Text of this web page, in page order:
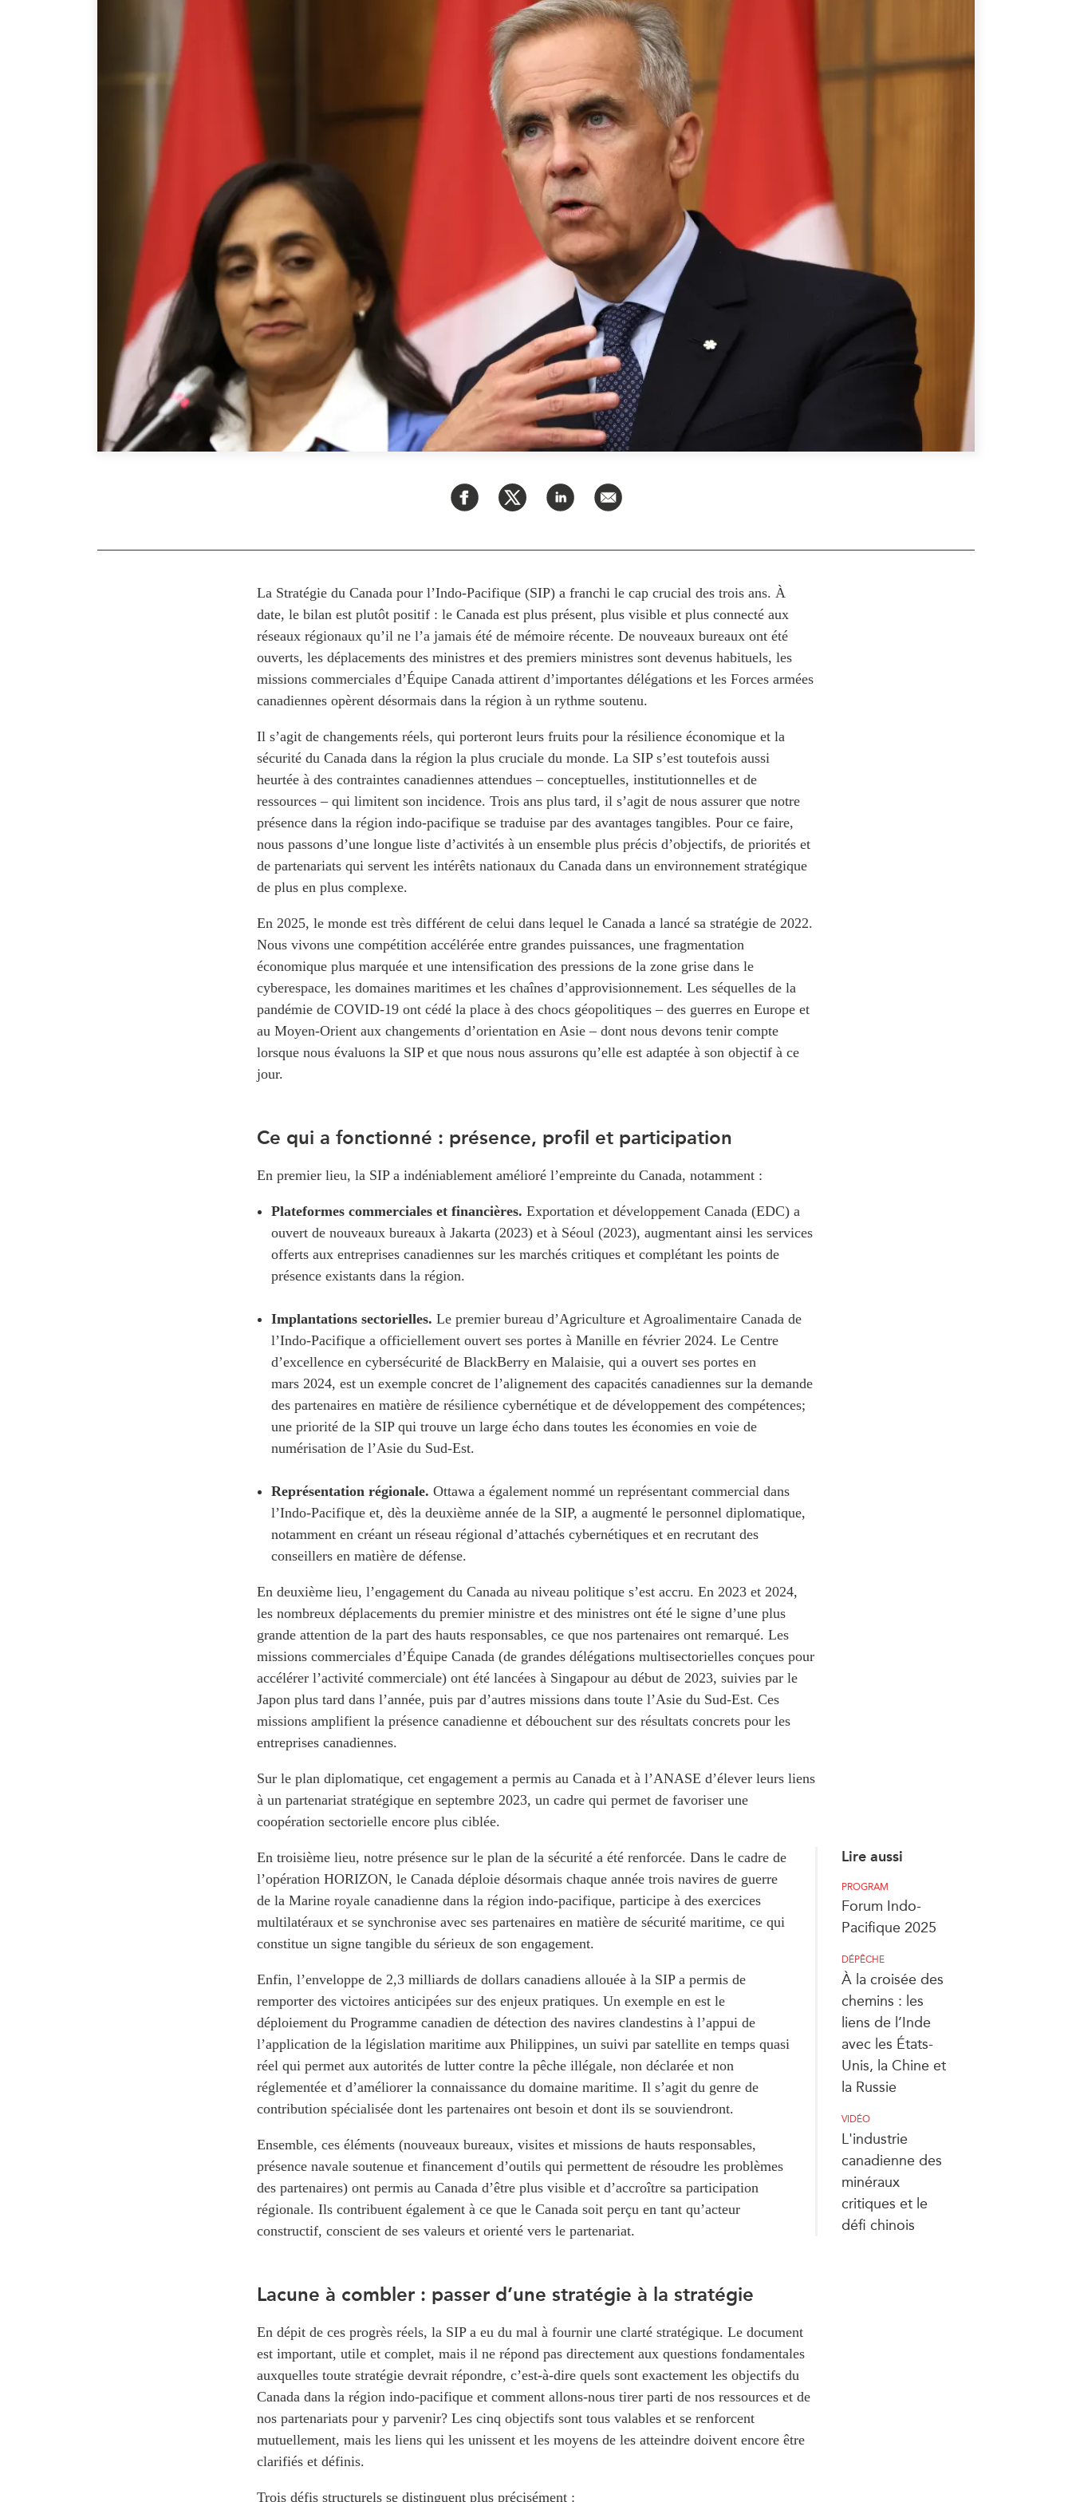
Centre sur les minéraux critiques
Enjeux émergents
En éducation
Missions commerciales féminines
Le Partenariat APEC-Canada pour
la croissance des entreprises
i-LEAD
Partenaires institutionnels
ÉVÉNEMENTS
Tous les événements
PUBLICATIONS
Observatoire Asie
Perspectives
Dépêches
Rapports et notes de synthèse
Réflexions stratégiques
Explications
Études de cas
Séries spéciales
Pleins feux
La Stratégie du Canada pour l’Indo-Pacifique (SIP) a franchi le cap crucial des trois ans. À
date, le bilan est plutôt positif : le Canada est plus présent, plus visible et plus connecté aux
réseaux régionaux qu’il ne l’a jamais été de mémoire récente. De nouveaux bureaux ont été
ouverts, les déplacements des ministres et des premiers ministres sont devenus habituels, les
missions commerciales d’Équipe Canada attirent d’importantes délégations et les Forces armées
canadiennes opèrent désormais dans la région à un rythme soutenu.
Il s’agit de changements réels, qui porteront leurs fruits pour la résilience économique et la
sécurité du Canada dans la région la plus cruciale du monde. La SIP s’est toutefois aussi
heurtée à des contraintes canadiennes attendues – conceptuelles, institutionnelles et de
ressources – qui limitent son incidence. Trois ans plus tard, il s’agit de nous assurer que notre
présence dans la région indo-pacifique se traduise par des avantages tangibles. Pour ce faire,
nous passons d’une longue liste d’activités à un ensemble plus précis d’objectifs, de priorités et
de partenariats qui servent les intérêts nationaux du Canada dans un environnement stratégique
de plus en plus complexe.
En 2025, le monde est très différent de celui dans lequel le Canada a lancé sa stratégie de 2022.
Nous vivons une compétition accélérée entre grandes puissances, une fragmentation
économique plus marquée et une intensification des pressions de la zone grise dans le
cyberespace, les domaines maritimes et les chaînes d’approvisionnement. Les séquelles de la
pandémie de COVID-19 ont cédé la place à des chocs géopolitiques – des guerres en Europe et
au Moyen-Orient aux changements d’orientation en Asie – dont nous devons tenir compte
lorsque nous évaluons la SIP et que nous nous assurons qu’elle est adaptée à son objectif à ce
jour.
Ce qui a fonctionné : présence, profil et participation
En premier lieu, la SIP a indéniablement amélioré l’empreinte du Canada, notamment :
Plateformes commerciales et financières. Exportation et développement Canada (EDC) a
ouvert de nouveaux bureaux à Jakarta (2023) et à Séoul (2023), augmentant ainsi les services
offerts aux entreprises canadiennes sur les marchés critiques et complétant les points de
présence existants dans la région.
Implantations sectorielles. Le premier bureau d’Agriculture et Agroalimentaire Canada de
l’Indo-Pacifique a officiellement ouvert ses portes à Manille en février 2024. Le Centre
d’excellence en cybersécurité de BlackBerry en Malaisie, qui a ouvert ses portes en
mars 2024, est un exemple concret de l’alignement des capacités canadiennes sur la demande
des partenaires en matière de résilience cybernétique et de développement des compétences;
une priorité de la SIP qui trouve un large écho dans toutes les économies en voie de
numérisation de l’Asie du Sud-Est.
Représentation régionale. Ottawa a également nommé un représentant commercial dans
l’Indo-Pacifique et, dès la deuxième année de la SIP, a augmenté le personnel diplomatique,
notamment en créant un réseau régional d’attachés cybernétiques et en recrutant des
conseillers en matière de défense.
En deuxième lieu, l’engagement du Canada au niveau politique s’est accru. En 2023 et 2024,
les nombreux déplacements du premier ministre et des ministres ont été le signe d’une plus
grande attention de la part des hauts responsables, ce que nos partenaires ont remarqué. Les
missions commerciales d’Équipe Canada (de grandes délégations multisectorielles conçues pour
accélérer l’activité commerciale) ont été lancées à Singapour au début de 2023, suivies par le
Japon plus tard dans l’année, puis par d’autres missions dans toute l’Asie du Sud-Est. Ces
missions amplifient la présence canadienne et débouchent sur des résultats concrets pour les
entreprises canadiennes.
Sur le plan diplomatique, cet engagement a permis au Canada et à l’ANASE d’élever leurs liens
à un partenariat stratégique en septembre 2023, un cadre qui permet de favoriser une
coopération sectorielle encore plus ciblée.
Lire aussi
PROGRAM
Forum Indo-
Pacifique 2025
DÉPÊCHE
À la croisée des
chemins : les
liens de l’Inde
avec les États-
Unis, la Chine et
la Russie
VIDÉO
L'industrie
canadienne des
minéraux
critiques et le
défi chinois
En troisième lieu, notre présence sur le plan de la sécurité a été renforcée. Dans le cadre de
l’opération HORIZON, le Canada déploie désormais chaque année trois navires de guerre
de la Marine royale canadienne dans la région indo-pacifique, participe à des exercices
multilatéraux et se synchronise avec ses partenaires en matière de sécurité maritime, ce qui
constitue un signe tangible du sérieux de son engagement.
Enfin, l’enveloppe de 2,3 milliards de dollars canadiens allouée à la SIP a permis de
remporter des victoires anticipées sur des enjeux pratiques. Un exemple en est le
déploiement du Programme canadien de détection des navires clandestins à l’appui de
l’application de la législation maritime aux Philippines, un suivi par satellite en temps quasi
réel qui permet aux autorités de lutter contre la pêche illégale, non déclarée et non
réglementée et d’améliorer la connaissance du domaine maritime. Il s’agit du genre de
contribution spécialisée dont les partenaires ont besoin et dont ils se souviendront.
Ensemble, ces éléments (nouveaux bureaux, visites et missions de hauts responsables,
présence navale soutenue et financement d’outils qui permettent de résoudre les problèmes
des partenaires) ont permis au Canada d’être plus visible et d’accroître sa participation
régionale. Ils contribuent également à ce que le Canada soit perçu en tant qu’acteur
constructif, conscient de ses valeurs et orienté vers le partenariat.
Lacune à combler : passer d’une stratégie à la stratégie
En dépit de ces progrès réels, la SIP a eu du mal à fournir une clarté stratégique. Le document
est important, utile et complet, mais il ne répond pas directement aux questions fondamentales
auxquelles toute stratégie devrait répondre, c’est-à-dire quels sont exactement les objectifs du
Canada dans la région indo-pacifique et comment allons-nous tirer parti de nos ressources et de
nos partenariats pour y parvenir? Les cinq objectifs sont tous valables et se renforcent
mutuellement, mais les liens qui les unissent et les moyens de les atteindre doivent encore être
clarifiés et définis.
Trois défis structurels se distinguent plus précisément :